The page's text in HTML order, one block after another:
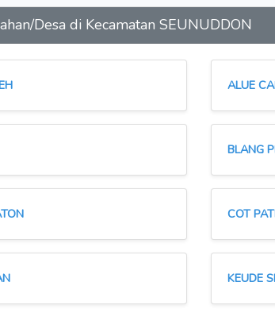
Desa di Kecamatan SEUNUDDON
ALUE
BLANG
COT
KEUDE